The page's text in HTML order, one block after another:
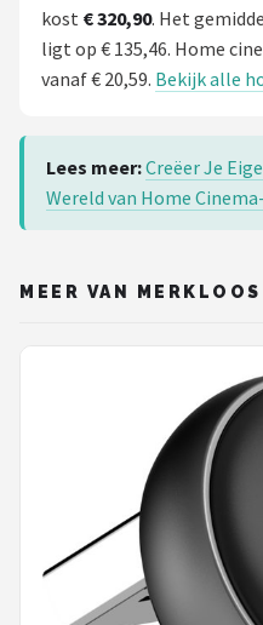
kost € 320,90. Het
ligt op € 135,46. Home
vanaf € 20,59. Bekijk alle
Lees meer:Creëer Je
Wereld van Home
MEER VAN MERKLOOS